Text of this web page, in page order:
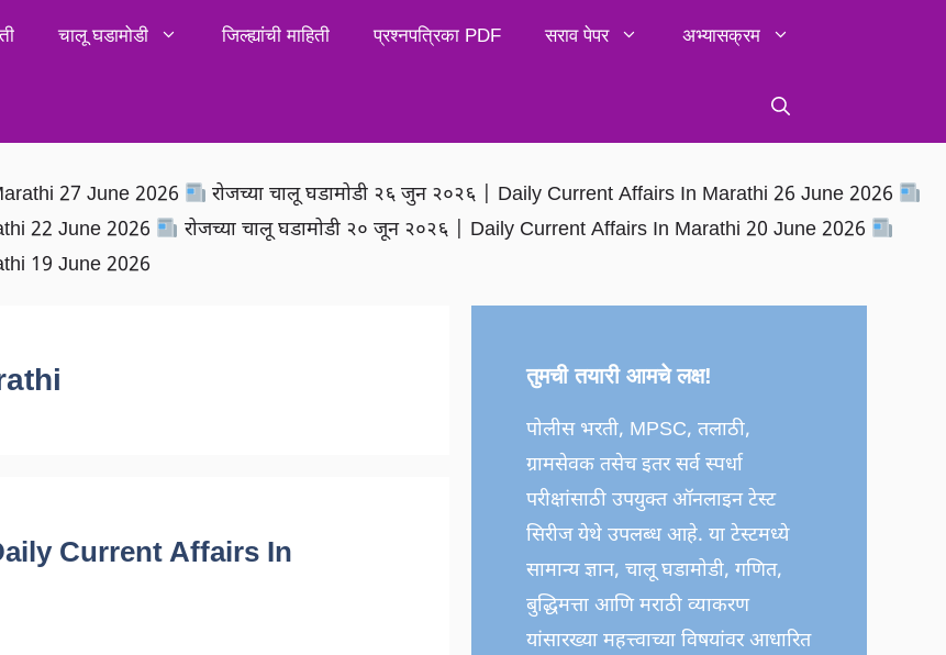
चालू घडामोडी जिल्ह्यांची माहिती प्रश्नपत्रिका PDF सराव पेपर अभ्यासक्रम
27 June 2026
रोजच्या चालू घडामोडी २६ जुन २०२६ | Daily Current Affairs In Marathi 26 June 2026
22 June 2026
रोजच्या चालू घडामोडी २० जून २०२६ | Daily Current Affairs In Marathi 20 June 2026
19 June 2026
Current Affairs In
तुमची तयारी आमचे लक्ष!
पोलीस भरती, MPSC, तलाठी,
ग्रामसेवक तसेच इतर सर्व स्पर्धा
परीक्षांसाठी उपयुक्त ऑनलाइन टेस्ट
सिरीज येथे उपलब्ध आहे. या टेस्टमध्ये
सामान्य ज्ञान, चालू घडामोडी, गणित,
बुद्धिमत्ता आणि मराठी व्याकरण
यांसारख्या महत्त्वाच्या विषयांवर आधारित